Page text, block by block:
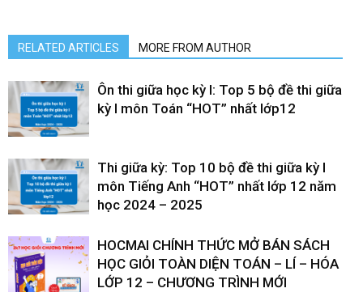
RELATED ARTICLES MORE FROM AUTHOR
Ôn thi giữa học kỳ I: Top 5 bộ đề thi giữa
kỳ I môn Toán “HOT” nhất lớp12
Thi giữa kỳ: Top 10 bộ đề thi giữa kỳ I
môn Tiếng Anh “HOT” nhất lớp 12 năm
học 2024 – 2025
HOCMAI CHÍNH THỨC MỞ BÁN SÁCH
HỌC GIỎI TOÀN DIỆN TOÁN – LÍ – HÓA
LỚP 12 – CHƯƠNG TRÌNH MỚI